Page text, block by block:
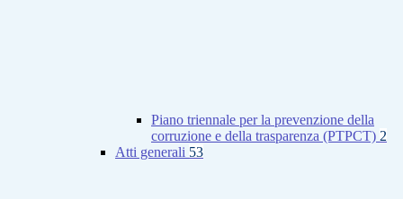
Piano triennale per la prevenzione della
corruzione e della trasparenza (PTPCT) 2
Atti generali 53